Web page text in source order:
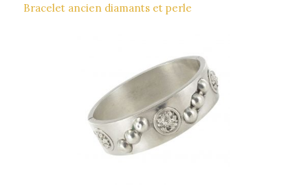
Bracelet ancien diamants et perle